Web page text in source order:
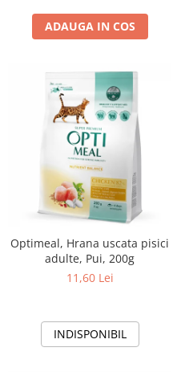
ADAUGA IN COS
Optimeal, Hrana uscata pisici
adulte, Pui, 200g
11,60 Lei
INDISPONIBIL